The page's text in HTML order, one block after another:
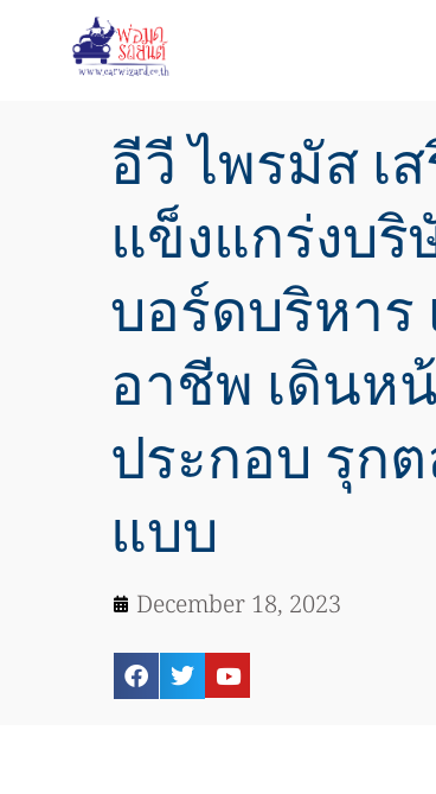
อีวี ไพรมัส เ
แข็งแกร่งบ
บอร์ดบริหาร
อาชีพ เดินห
ประกอบ รุก
แบบ
December 18, 2023